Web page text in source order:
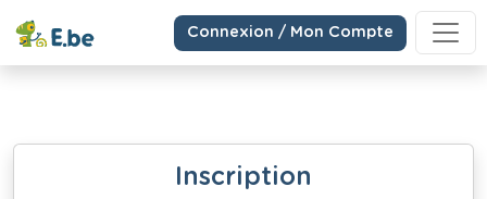
Connexion / Mon Compte
Inscription